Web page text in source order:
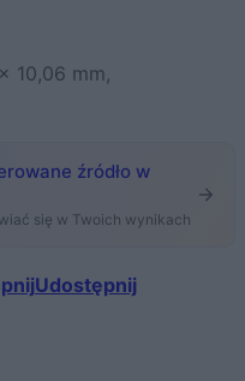
10,06 mm,
źródło w
się w Twoich wynikach
Udostępnij